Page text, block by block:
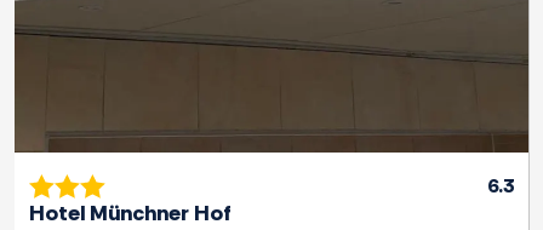
6.3
Hotel Münchner Hof